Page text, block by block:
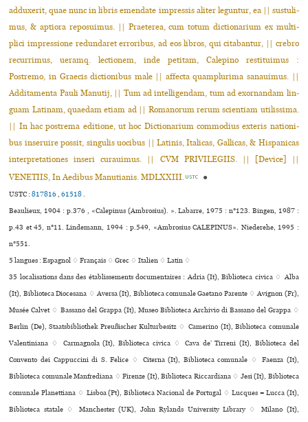
adduxe­rit, quae nunc in libris emen­date impres­sis aliter legun­tur, ea || sus­tu­li­
mus, & aptiora repo­sui­mus. || Praeterea, cum totum dic­tio­na­rium ex mul­ti­
plici impres­sione redun­da­ret erro­ri­bus, ad eos libros, qui cita­ban­tur, || crebro
recur­ri­mus, ueramq. lec­tio­nem, inde peti­tam, Calepino res­ti­tui­mus :
Postremo, in Graecis dic­tio­ni­bus male || affecta quam­plu­rima sanaui­mus. ||
Additamenta Pauli Manutij, || Tum ad intel­li­gen­dam, tum ad exor­nan­dam lin­
guam Latinam, quae­dam etiam ad || Romanorum rerum scien­tiam uti­lis­sima.
|| In hac pos­trema edi­tione, ut hoc Dictionarium com­mo­dius exte­ris natio­ni­
bus inse­ruire possit, sin­gu­lis uoci­bus || Latinis, Italicas, Gallicas, & Hispanicas
inter­pre­ta­tio­nes inseri curaui­mus. || CVM PRIVILEGIIS. || [Device] ||
VENETIIS, In Aedibus Manutianis. MDLXXIII. USTC ●
USTC :817816,61518.
Beaulieux, 1904 : p.376 , «Calepinus (Ambrosius). ». Labarre, 1975 : n°123. Bingen, 1987 :
p.43 et 45, n°11. Lindemann, 1994 : p.549, «Ambrosius CALEPINUS». Niederehe, 1995 :
n°551.
5 langues :Espagnol ♢Français ♢Grec ♢Italien ♢Latin ♢
35 localisations dans des établissements documentaires : Adria (It), Biblioteca civica ♢ Alba
(It), Biblioteca Diocesana ♢ Aversa (It), Biblioteca comu­nale Gaetano Parente ♢ Avignon (Fr),
Musée Calvet ♢ Bassano del Grappa (It), Museo Biblioteca Archivio di Bassano del Grappa ♢
Berlin (De), Staatsbibliothek Preußischer Kulturbesitz ♢ Camerino (It), Biblioteca comu­nale
Valentiniana ♢ Carmagnola (It), Biblioteca civica ♢ Cava de’ Tirreni (It), Biblioteca del
Convento dei Cappuccini di S. Felice ♢ Citerna (It), Biblioteca comu­nale ♢ Faenza (It),
Biblioteca comu­nale Manfrediana ♢ Firenze (It), Biblioteca Riccardiana ♢ Jesi (It), Biblioteca
comu­nale Planettiana ♢ Lisboa (Pt), Biblioteca Nacional de Portugal ♢ Lucques = Lucca (It),
Biblioteca statale ♢ Manchester (UK), John Rylands University Library ♢ Milano (It),